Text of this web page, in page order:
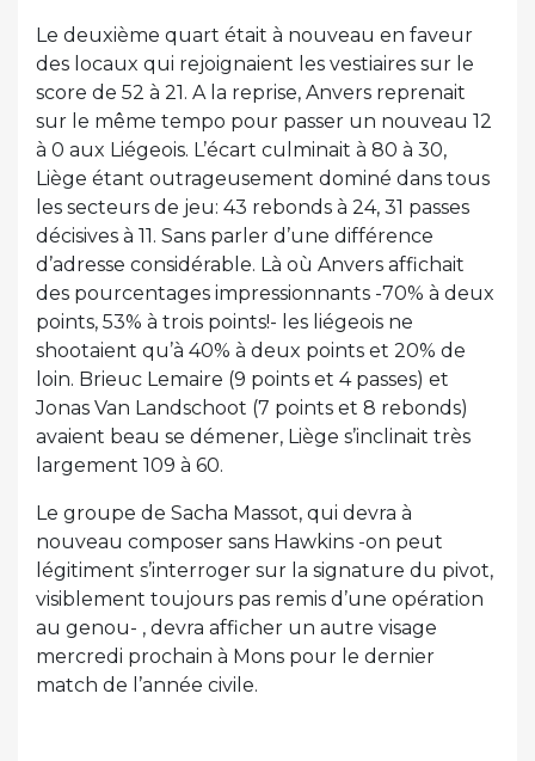
Le deuxième quart était à nouveau en faveur
des locaux qui rejoignaient les vestiaires sur le
score de 52 à 21. A la reprise, Anvers reprenait
sur le même tempo pour passer un nouveau 12
à 0 aux Liégeois. L’écart culminait à 80 à 30,
Liège étant outrageusement dominé dans tous
les secteurs de jeu: 43 rebonds à 24, 31 passes
décisives à 11. Sans parler d’une différence
d’adresse considérable. Là où Anvers affichait
des pourcentages impressionnants -70% à deux
points, 53% à trois points!- les liégeois ne
shootaient qu’à 40% à deux points et 20% de
loin. Brieuc Lemaire (9 points et 4 passes) et
Jonas Van Landschoot (7 points et 8 rebonds)
avaient beau se démener, Liège s’inclinait très
largement 109 à 60.
Le groupe de Sacha Massot, qui devra à
nouveau composer sans Hawkins -on peut
légitiment s’interroger sur la signature du pivot,
visiblement toujours pas remis d’une opération
au genou- , devra afficher un autre visage
mercredi prochain à Mons pour le dernier
match de l’année civile.